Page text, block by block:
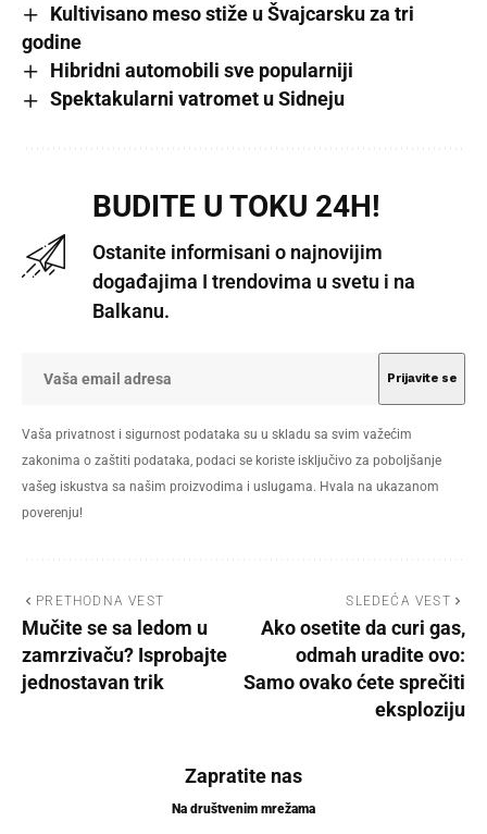
Kultivisano meso stiže u Švajcarsku za tri
godine
Hibridni automobili sve popularniji
Spektakularni vatromet u Sidneju
BUDITE U TOKU 24H!
Ostanite informisani o najnovijim
događajima I trendovima u svetu i na
Balkanu.
Vaša privatnost i sigurnost podataka su u skladu sa svim važećim
zakonima o zaštiti podataka, podaci se koriste isključivo za poboljšanje
vašeg iskustva sa našim proizvodima i uslugama. Hvala na ukazanom
poverenju!
PRETHODNA VEST
Mučite se sa ledom u
zamrzivaču? Isprobajte
jednostavan trik
SLEDEĆA VEST
Ako osetite da curi gas,
odmah uradite ovo:
Samo ovako ćete sprečiti
eksploziju
Zapratite nas
Na društvenim mrežama